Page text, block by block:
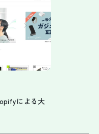
による大